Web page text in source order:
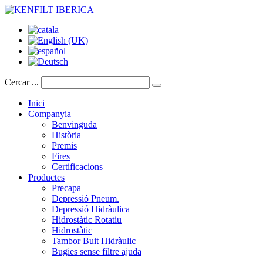
Cercar ...
Inici
Companyia
Benvinguda
Història
Premis
Fires
Certificacions
Productes
Precapa
Depressió Pneum.
Depressió Hidràulica
Hidrostàtic Rotatiu
Hidrostàtic
Tambor Buit Hidràulic
Bugies sense filtre ajuda